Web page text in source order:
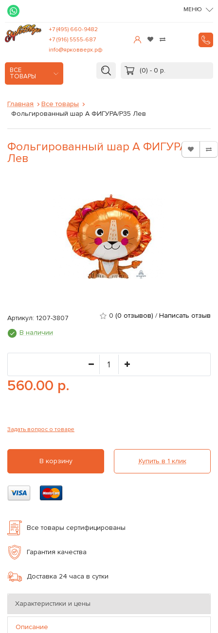
МЕНЮ
+7 (495) 660-9482
+7 (916) 5555-687
info@ярковверх.рф
ВСЕ
ТОВАРЫ
(0) - 0 р.
Главная
Все товары
Фольгированный шар А ФИГУРА/P35 Лев
Фольгированный шар А ФИГУРА/P35
Лев
Артикул: 1207-3807 0 (0 отзывов) / Написать отзыв
В наличии
560.00 р.
Задать вопрос о товаре
В корзину Купить в 1 клик
Все товары сертифицированы
Гарантия качества
Доставка 24 часа в сутки
Характеристики и цены
Описание